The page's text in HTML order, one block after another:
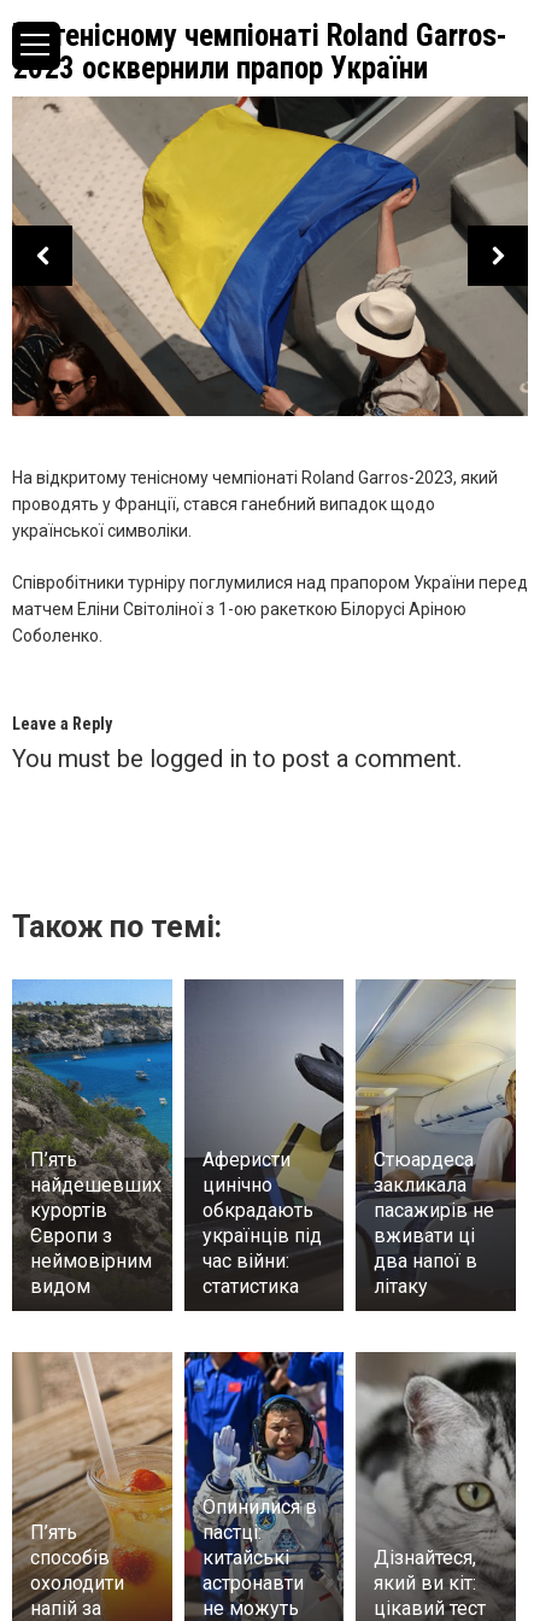
На тенісному чемпіонаті Roland Garros-
2023 осквернили прапор України
На відкритому тенісному чемпіонаті Roland Garros-2023, який
проводять у Франції, стався ганебний випадок щодо
української символіки.
Співробітники турніру поглумилися над прапором України перед
матчем Еліни Світоліної з 1-ою ракеткою Білорусі Аріною
Соболенко.
Leave a Reply
You must be logged in to post a comment.
Також по темі:
П’ять
найдешевших
курортів
Європи з
неймовірним
видом
Аферисти
цинічно
обкрадають
українців під
час війни:
статистика
Стюардеса
закликала
пасажирів не
вживати ці
два напої в
літаку
П’ять
способів
охолодити
напій за
Опинилися в
пастці:
китайські
астронавти
не можуть
Дізнайтеся,
який ви кіт:
цікавий тест